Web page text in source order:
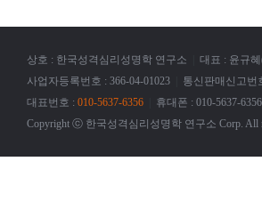
상호 : 한국성격심리성명학 연구소 대표 : 윤규
사업자등록번호 : 366-04-01023
통신판매신고번
대표번호 : 010-5637-6356 휴대폰 : 010-5637-6356
Copyright ⓒ 한국성격심리성명학 연구소 Corp. All